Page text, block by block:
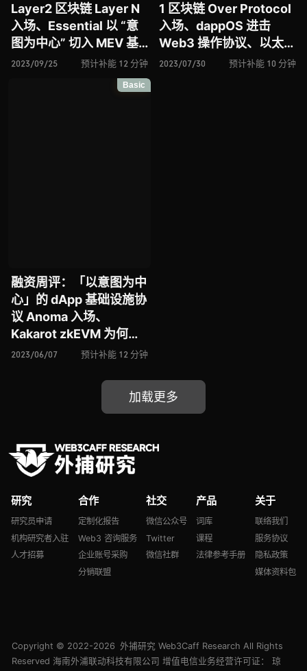
Layer2 区块链 Layer N
入场、Essential 以 “意
图为中心” 切入 MEV 基
础设施 、Proof of Play
进击全链游戏赛道、
Movement Labs 能否推
2023/09/25 预计补能 12 分钟
1 区块链 Over Protocol
入场、dappOS 进击
Web3 操作协议、以太坊
MEV 基础设施
2023/07/30 预计补能 10 分钟
Basic
融资周评：「以意图为中
心」的 dApp 基础设施协
议 Anoma 入场、
Kakarot zkEVM 为何斩
获 Vitalik Buterin 投
Fusionist、论 Web3 钱
推出…
2023/06/07 预计补能 12 分钟
加载更多
研究
研究员申请
机构研究者入驻
人才招募
合作
定制化报告
Web3 咨询服务
企业账号采购
分销联盟
社交
微信公众号
Twitter
微信社群
产品
词库
课程
法律参考手册
关于
联络我们
服务协议
隐私政策
媒体资料包
Copyright © 2022-2026 外捕研究 Web3Caff Research All Rights
Reserved 海南外浦联动科技有限公司 增值电信业务经营许可证：
琼